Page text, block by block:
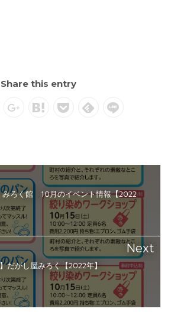
Share this entry
みろく館 10月のイベント情報【2022
Next
だがし屋みろく【2022年】